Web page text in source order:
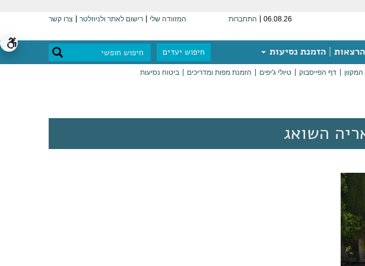
06.08.26 התחברות המזוודה שלי רישום לאתר ולניוזלטר צרו קשר
הרצאות הזמנת נסיעות חיפוש יעדים
המקוון דף הפייסבוק טיולי ג'יפים הזמנת מפות ומדריכים ביטוח נסיעות
השואג